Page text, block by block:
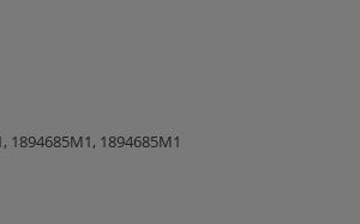
1894685M1, 1894685M1